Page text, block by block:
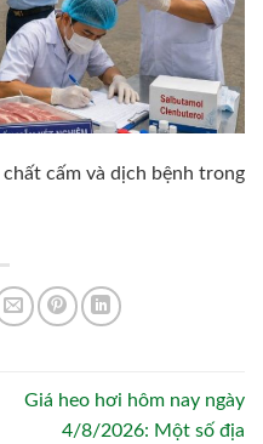
cấm và dịch bệnh trong
Giá heo hơi hôm nay ngày
4/8/2026: Một số địa